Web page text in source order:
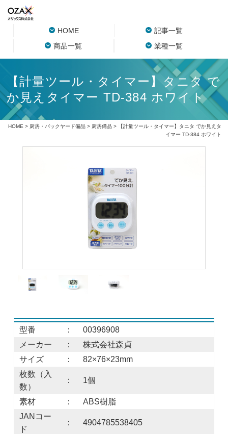
HOME
記事一覧
商品一覧
業種一覧
【計量ツール・タイマー】タニタ で
か見えタイマー TD-384 ホワイト
HOME > 厨房・バックヤード備品> 厨房備品> 【計量ツール・タイマー】タニタ でか見えタ
イマー TD-384 ホワイト
型番 ：
00396908
メーカー
：
株式会社森貞
サイズ
：
82×76×23mm
枚数（入
数）
： 1個
素材 ：
ABS樹脂
JANコー
ド
： 4904785538405